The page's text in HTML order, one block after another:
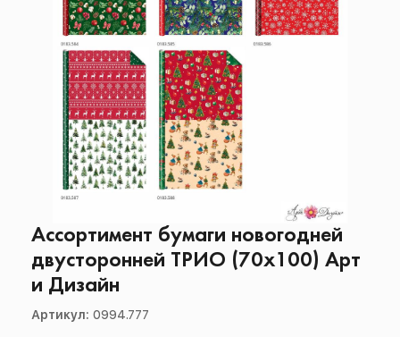
Ассортимент бумаги новогодней
двусторонней ТРИО (70х100) Арт
и Дизайн
Артикул: 0994.777